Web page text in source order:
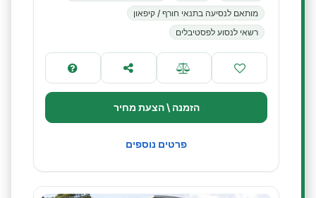
מותאם לנסיעה בתנאי חורף / קיפאון
רשאי לנסוע לפסטיבלים
הזמנה \ הצעת מחיר
פרטים נוספים